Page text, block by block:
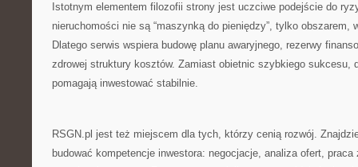
Istotnym elementem filozofii strony jest uczciwe podejście do
nieruchomości nie są “maszynką do pieniędzy”, tylko obszarem,
Dlatego serwis wspiera budowę planu awaryjnego, rezerwy
zdrowej struktury kosztów. Zamiast obietnic szybkiego sukcesu,
pomagają inwestować stabilnie.
RSGN.pl jest też miejscem dla tych, którzy cenią rozwój.
budować kompetencje inwestora: negocjacje, analiza ofert,